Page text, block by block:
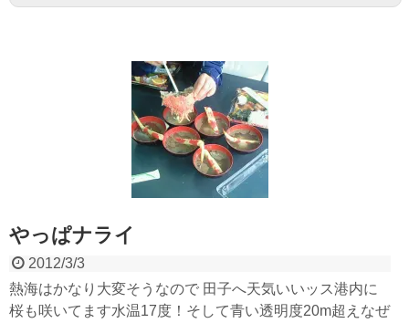
やっぱナライ
2012/3/3
熱海はかなり大変そうなので 田子へ天気いいッス港内に
桜も咲いてます水温17度！そして青い透明度20m超えなぜ